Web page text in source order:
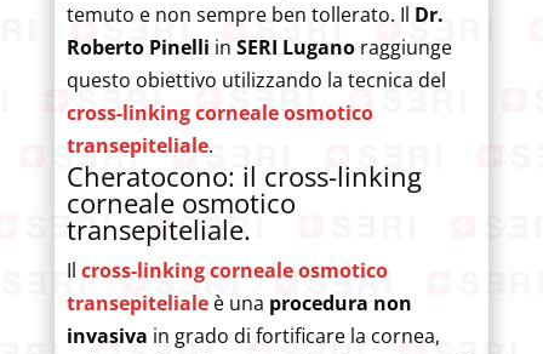
temuto e non sempre ben tollerato. Il Dr.
Roberto Pinelli in SERI Lugano raggiunge
questo obiettivo utilizzando la tecnica del
cross-linking corneale osmotico
transepiteliale.
Cheratocono: il cross-linking
corneale osmotico
transepiteliale.
Il cross-linking corneale osmotico
transepitelialeè una procedura non
invasiva in grado di fortificare la cornea,